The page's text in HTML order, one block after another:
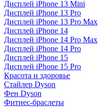
Дисплей iPhone 13 Mini
Дисплей iPhone 13 Pro
Дисплей iPhone 13 Pro Max
Дисплей iPhone 14
Дисплей iPhone 14 Pro Max
Дисплей iPhone 14 Pro
Дисплей iPhone 15
Дисплей iPhone 15 Pro
Красота и здоровье
Стайлер Dyson
Фен Dyson
Фитнес-браслеты